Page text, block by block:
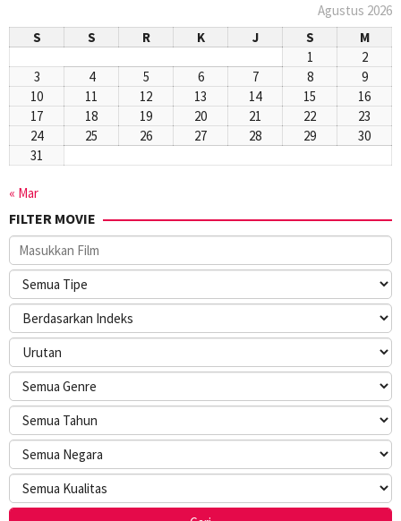
Agustus 2026
S
S R K J S
M
1
2
3
4 5 6 7 8
9
10
11 12 13 14 15
16
17
18 19 20 21 22
23
24
25 26 27 28 29
30
31
« Mar
FILTER MOVIE